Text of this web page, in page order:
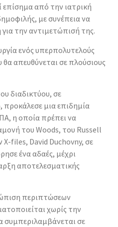
επίσημα από την ιατρική
με συνέπεια να
την αντιμετώπισή της.
ενός υπερπολυτελούς
απευθύνεται σε πλούσιους
διαδικτύου, σε
μια επιδημία
η οποία πρέπει να
του Woods, του Russell
files, David Duchovny, σε
ένα αδαές, μέχρι
αποτελεσματικής
περιπτώσεων
χωρίς την
συμπεριλαμβάνεται σε